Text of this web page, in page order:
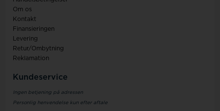
Om os
Kontakt
Finansieringen
Levering
Retur/Ombytning
Reklamation
Kundeservice
Ingen betjening på adressen
Personlig henvendelse kun efter aftale